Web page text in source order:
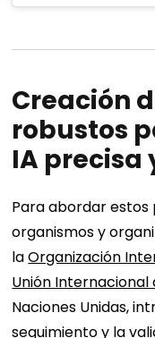
Creación
robustos
IA precisa
Para abordar
organismos y
laOrganización
Unión
Naciones Unidas,
seguimiento y la